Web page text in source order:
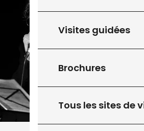
Visites guidées
Brochures
Tous les sites de